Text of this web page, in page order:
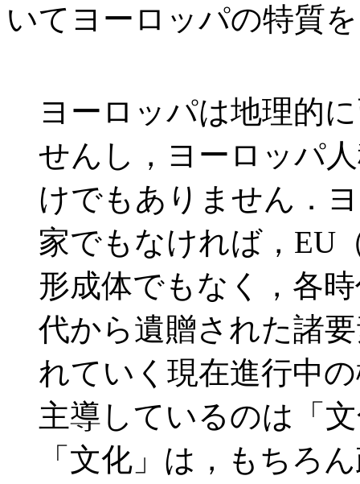
いてヨーロッパの特質
ヨーロッパは地理的
せんし，ヨーロッパ
けでもありません．
家でもなければ，EU
形成体でもなく，各
代から遺贈された諸
れていく現在進行中
主導しているのは「
「文化」は，もちろ